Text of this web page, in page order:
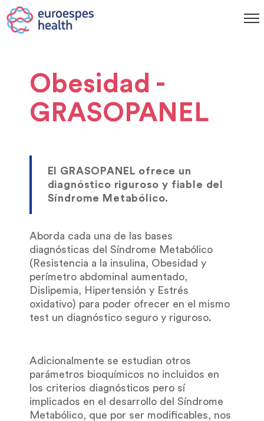
Obesidad -
GRASOPANEL
El GRASOPANEL ofrece un
diagnóstico riguroso y fiable del
Síndrome Metabólico.
Aborda cada una de las bases
diagnósticas del Síndrome Metabólico
(Resistencia a la insulina, Obesidad y
perímetro abdominal aumentado,
Dislipemia, Hipertensión y Estrés
oxidativo) para poder ofrecer en el mismo
test un diagnóstico seguro y riguroso.
Adicionalmente se estudian otros
parámetros bioquímicos no incluidos en
los criterios diagnósticos pero sí
implicados en el desarrollo del Síndrome
Metabólico, que por ser modificables, nos